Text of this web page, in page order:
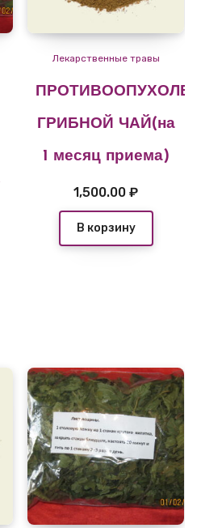
Лекарственные травы
ГРИБНОЙ ЧАЙ(на
1 месяц приема)
1,500.00₽
В корзину